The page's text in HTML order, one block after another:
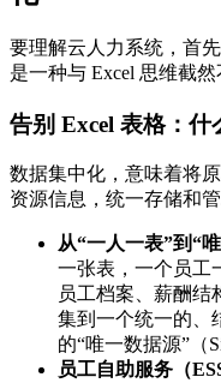
要理解云人力系统，首
是一种与 Excel 思维截
告别 Excel 表格：什
数据集中化，意味着将
资源信息，统一存储和管
从“一人一表”到“
一张表，一个员工
员工档案、薪酬结
集到一个统一的、
的“唯一数据源”（
员工自助服务（